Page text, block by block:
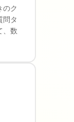
のク
問タ
、数